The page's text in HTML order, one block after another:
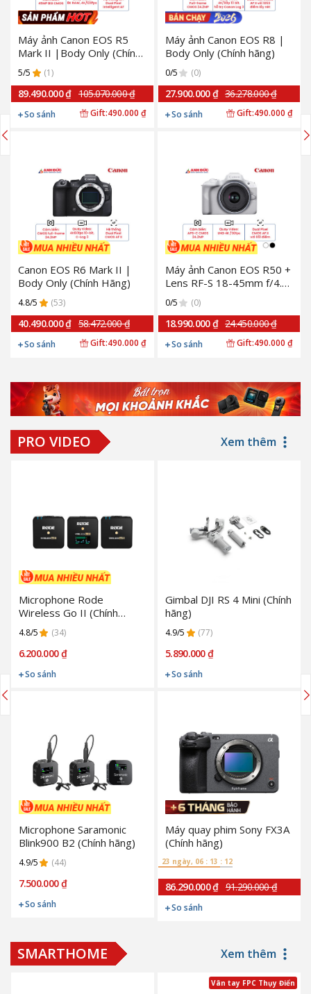
Máy ảnh Canon EOS R5
Mark II |Body Only (Chính
hãng)
5/5 (1)
89.490.000 ₫ 105.070.000 ₫
So sánh Gift:490.000 ₫
Canon EOS R6 Mark II |
Body Only (Chính Hãng)
4.8/5 (53)
40.490.000 ₫ 58.472.000 ₫
So sánh Gift:490.000 ₫
Máy ảnh Canon EOS R8 |
Body Only (Chính hãng)
0/5 (0)
27.900.000 ₫ 36.278.000 ₫
So sánh Gift:490.000 ₫
Máy ảnh Canon EOS R50 +
Lens RF-S 18-45mm f/4.5-
6.3 | White (Chính hãng)
0/5 (0)
18.990.000 ₫ 24.450.000 ₫
So sánh Gift:490.000 ₫
PRO VIDEO Xem thêm
Microphone Rode
Wireless Go II (Chính
Hãng)
4.8/5 (34)
6.200.000 ₫
So sánh
Microphone Saramonic
Blink900 B2 (Chính hãng)
4.9/5 (44)
7.500.000 ₫
So sánh
Gimbal DJI RS 4 Mini (Chính
hãng)
4.9/5 (77)
5.890.000 ₫
So sánh
Máy quay phim Sony FX3A
(Chính hãng)
23 ngày, 06 : 13 : 11
86.290.000 ₫ 91.290.000 ₫
So sánh
SMARTHOME Xem thêm
Vân tay FPC Thụy Điển